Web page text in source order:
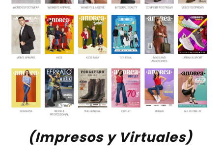
(Impresos y Virtuales)